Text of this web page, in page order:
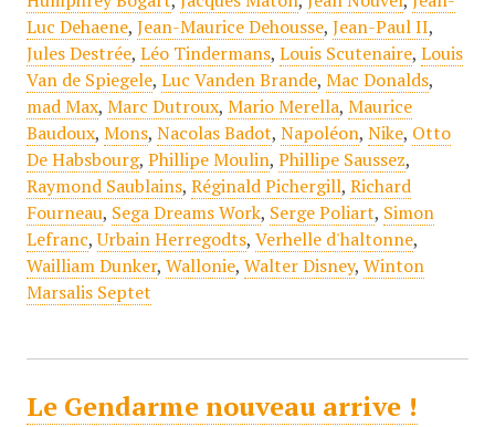
Luc Dehaene, Jean-Maurice Dehousse, Jean-Paul II,
Jules Destrée, Léo Tindermans, Louis Scutenaire, Louis
Van de Spiegele, Luc Vanden Brande, Mac Donalds,
mad Max, Marc Dutroux, Mario Merella, Maurice
Baudoux, Mons, Nacolas Badot, Napoléon, Nike, Otto
De Habsbourg, Phillipe Moulin, Phillipe Saussez,
Raymond Saublains, Réginald Pichergill, Richard
Fourneau, Sega Dreams Work, Serge Poliart, Simon
Lefranc,Urbain Herregodts, Verhelle d'haltonne,
Wailliam Dunker, Wallonie, Walter Disney, Winton
Marsalis Septet
Le Gendarme nouveau arrive !